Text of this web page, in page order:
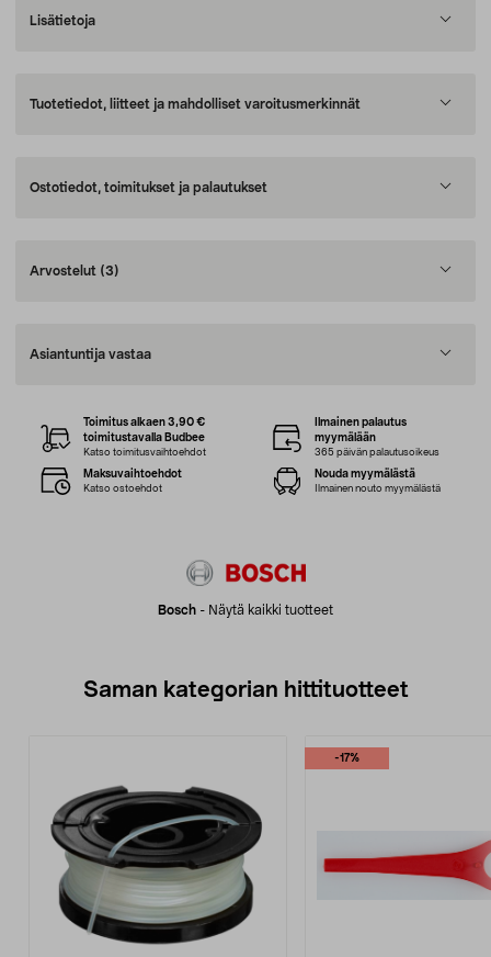
Lisätietoja
Tuotetiedot, liitteet ja mahdolliset varoitusmerkinnät
Ostotiedot, toimitukset ja palautukset
Arvostelut (3)
Asiantuntija vastaa
Bosch - Näytä kaikki tuotteet
Toimitus alkaen 3,90 €
toimitustavalla Budbee
Katso toimitusvaihtoehdot
Ilmainen palautus
myymälään
365 päivän palautusoikeus
Maksuvaihtoehdot
Katso ostoehdot
Nouda myymälästä
Ilmainen nouto myymälästä
Saman kategorian hittituotteet
-17%